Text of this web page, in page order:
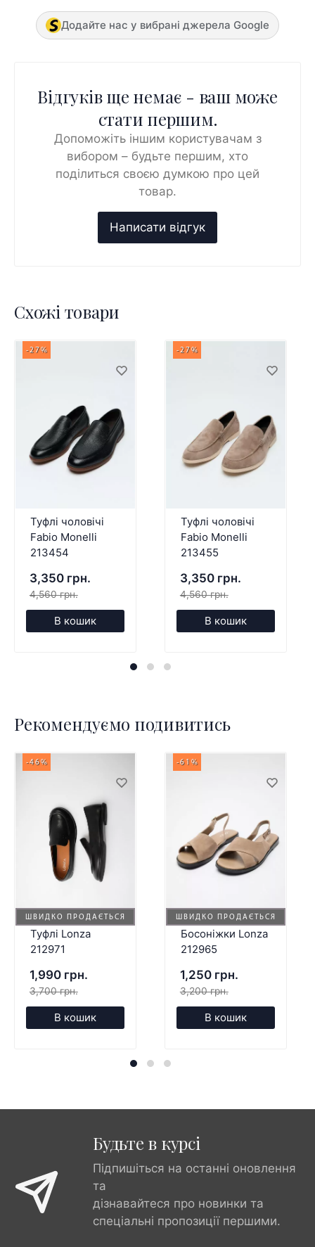
Додайте нас у вибрані джерела Google
Відгуків ще немає - ваш може
стати першим.
Допоможіть іншим користувачам з
вибором – будьте першим, хто
поділиться своєю думкою про цей
товар.
Схожі товари
-27%
Туфлі чоловічі
Fabio Monelli
213454
3,350 грн.
4,560 грн.
В кошик
-27%
Туфлі чоловічі
Fabio Monelli
213455
3,350 грн.
4,560 грн.
В кошик
Рекомендуємо подивитись
ШВИДКО ПРОДАЄТЬСЯ
-46%
Туфлі Lonza
212971
1,990 грн.
3,700 грн.
В кошик
ШВИДКО ПРОДАЄТЬСЯ
-61%
Босоніжки Lonza
212965
1,250 грн.
3,200 грн.
В кошик
Будьте в курсі
Підпишіться на останні оновлення
та
дізнавайтеся про новинки та
спеціальні пропозиції першими.